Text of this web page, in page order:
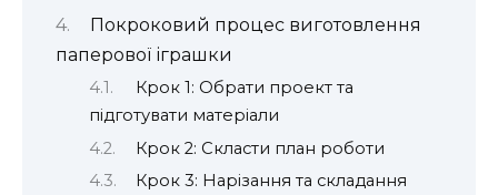
Покроковий процес виготовлення
паперової іграшки
Крок 1: Обрати проект та
підготувати матеріали
Крок 2: Скласти план роботи
Крок 3: Нарізання та складання